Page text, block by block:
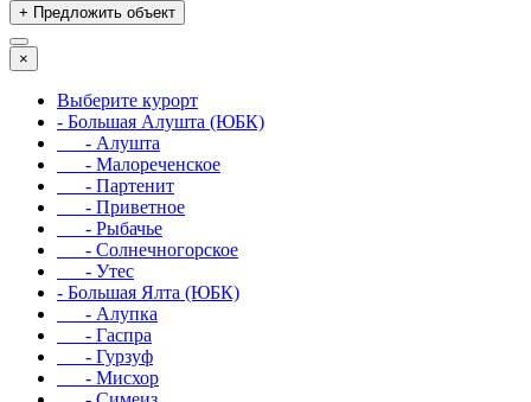
+ Предложить объект
×
Выберите курорт
- Большая Алушта (ЮБК)
- Алушта
- Малореченское
- Партенит
- Приветное
- Рыбачье
- Солнечногорское
- Утес
- Большая Ялта (ЮБК)
- Алупка
- Гаспра
- Гурзуф
- Мисхор